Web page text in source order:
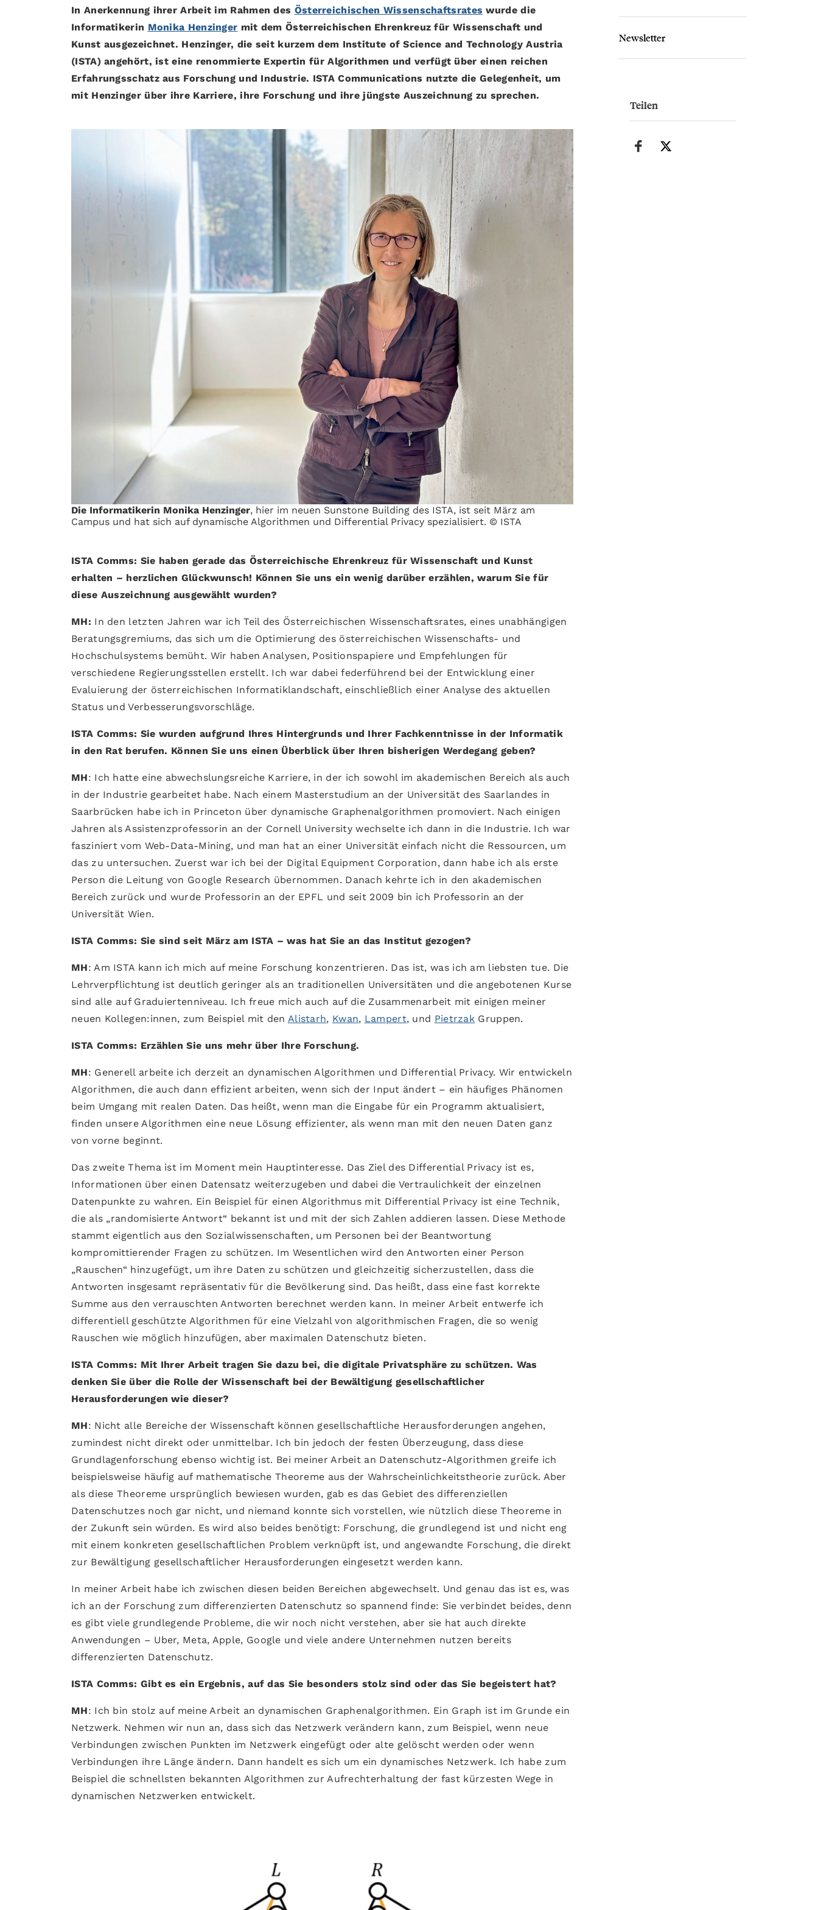
In Anerkennung ihrer Arbeit im Rahmen des Österreichischen Wissenschaftsrates wurde die
Informatikerin Monika Henzinger mit dem Österreichischen Ehrenkreuz für Wissenschaft und
Kunst ausgezeichnet. Henzinger, die seit kurzem dem Institute of Science and Technology Austria
(ISTA) angehört, ist eine renommierte Expertin für Algorithmen und verfügt über einen reichen
Erfahrungsschatz aus Forschung und Industrie. ISTA Communications nutzte die Gelegenheit, um
mit Henzinger über ihre Karriere, ihre Forschung und ihre jüngste Auszeichnung zu sprechen.
Die Informatikerin Monika Henzinger, hier im neuen Sunstone Building des ISTA, ist seit März am
Campus und hat sich auf dynamische Algorithmen und Differential Privacy spezialisiert. © ISTA
ISTA Comms: Sie haben gerade das Österreichische Ehrenkreuz für Wissenschaft und Kunst
erhalten – herzlichen Glückwunsch! Können Sie uns ein wenig darüber erzählen, warum Sie für
diese Auszeichnung ausgewählt wurden?
MH: In den letzten Jahren war ich Teil des Österreichischen Wissenschaftsrates, eines unabhängigen
Beratungsgremiums, das sich um die Optimierung des österreichischen Wissenschafts- und
Hochschulsystems bemüht. Wir haben Analysen, Positionspapiere und Empfehlungen für
verschiedene Regierungsstellen erstellt. Ich war dabei federführend bei der Entwicklung einer
Evaluierung der österreichischen Informatiklandschaft, einschließlich einer Analyse des aktuellen
Status und Verbesserungsvorschläge.
ISTA Comms: Sie wurden aufgrund Ihres Hintergrunds und Ihrer Fachkenntnisse in der Informatik
in den Rat berufen. Können Sie uns einen Überblick über Ihren bisherigen Werdegang geben?
MH: Ich hatte eine abwechslungsreiche Karriere, in der ich sowohl im akademischen Bereich als auch
in der Industrie gearbeitet habe. Nach einem Masterstudium an der Universität des Saarlandes in
Saarbrücken habe ich in Princeton über dynamische Graphenalgorithmen promoviert. Nach einigen
Jahren als Assistenzprofessorin an der Cornell University wechselte ich dann in die Industrie. Ich war
fasziniert vom Web-Data-Mining, und man hat an einer Universität einfach nicht die Ressourcen, um
das zu untersuchen. Zuerst war ich bei der Digital Equipment Corporation, dann habe ich als erste
Person die Leitung von Google Research übernommen. Danach kehrte ich in den akademischen
Bereich zurück und wurde Professorin an der EPFL und seit 2009 bin ich Professorin an der
Universität Wien.
ISTA Comms: Sie sind seit März am ISTA – was hat Sie an das Institut gezogen?
MH: Am ISTA kann ich mich auf meine Forschung konzentrieren. Das ist, was ich am liebsten tue. Die
Lehrverpflichtung ist deutlich geringer als an traditionellen Universitäten und die angebotenen Kurse
sind alle auf Graduiertenniveau. Ich freue mich auch auf die Zusammenarbeit mit einigen meiner
neuen Kollegen:innen, zum Beispiel mit den Alistarh, Kwan, Lampert, und Pietrzak Gruppen.
ISTA Comms: Erzählen Sie uns mehr über Ihre Forschung.
MH: Generell arbeite ich derzeit an dynamischen Algorithmen und Differential Privacy. Wir entwickeln
Algorithmen, die auch dann effizient arbeiten, wenn sich der Input ändert – ein häufiges Phänomen
beim Umgang mit realen Daten. Das heißt, wenn man die Eingabe für ein Programm aktualisiert,
finden unsere Algorithmen eine neue Lösung effizienter, als wenn man mit den neuen Daten ganz
von vorne beginnt.
Das zweite Thema ist im Moment mein Hauptinteresse. Das Ziel des Differential Privacy ist es,
Informationen über einen Datensatz weiterzugeben und dabei die Vertraulichkeit der einzelnen
Datenpunkte zu wahren. Ein Beispiel für einen Algorithmus mit Differential Privacy ist eine Technik,
die als „randomisierte Antwort“ bekannt ist und mit der sich Zahlen addieren lassen. Diese Methode
stammt eigentlich aus den Sozialwissenschaften, um Personen bei der Beantwortung
kompromittierender Fragen zu schützen. Im Wesentlichen wird den Antworten einer Person
„Rauschen“ hinzugefügt, um ihre Daten zu schützen und gleichzeitig sicherzustellen, dass die
Antworten insgesamt repräsentativ für die Bevölkerung sind. Das heißt, dass eine fast korrekte
Summe aus den verrauschten Antworten berechnet werden kann. In meiner Arbeit entwerfe ich
differentiell geschützte Algorithmen für eine Vielzahl von algorithmischen Fragen, die so wenig
Rauschen wie möglich hinzufügen, aber maximalen Datenschutz bieten.
ISTA Comms: Mit Ihrer Arbeit tragen Sie dazu bei, die digitale Privatsphäre zu schützen. Was
denken Sie über die Rolle der Wissenschaft bei der Bewältigung gesellschaftlicher
Herausforderungen wie dieser?
MH: Nicht alle Bereiche der Wissenschaft können gesellschaftliche Herausforderungen angehen,
zumindest nicht direkt oder unmittelbar. Ich bin jedoch der festen Überzeugung, dass diese
Grundlagenforschung ebenso wichtig ist. Bei meiner Arbeit an Datenschutz-Algorithmen greife ich
beispielsweise häufig auf mathematische Theoreme aus der Wahrscheinlichkeitstheorie zurück. Aber
als diese Theoreme ursprünglich bewiesen wurden, gab es das Gebiet des differenziellen
Datenschutzes noch gar nicht, und niemand konnte sich vorstellen, wie nützlich diese Theoreme in
der Zukunft sein würden. Es wird also beides benötigt: Forschung, die grundlegend ist und nicht eng
mit einem konkreten gesellschaftlichen Problem verknüpft ist, und angewandte Forschung, die direkt
zur Bewältigung gesellschaftlicher Herausforderungen eingesetzt werden kann.
In meiner Arbeit habe ich zwischen diesen beiden Bereichen abgewechselt. Und genau das ist es, was
ich an der Forschung zum differenzierten Datenschutz so spannend finde: Sie verbindet beides, denn
es gibt viele grundlegende Probleme, die wir noch nicht verstehen, aber sie hat auch direkte
Anwendungen – Uber, Meta, Apple, Google und viele andere Unternehmen nutzen bereits
differenzierten Datenschutz.
ISTA Comms: Gibt es ein Ergebnis, auf das Sie besonders stolz sind oder das Sie begeistert hat?
MH: Ich bin stolz auf meine Arbeit an dynamischen Graphenalgorithmen. Ein Graph ist im Grunde ein
Netzwerk. Nehmen wir nun an, dass sich das Netzwerk verändern kann, zum Beispiel, wenn neue
Verbindungen zwischen Punkten im Netzwerk eingefügt oder alte gelöscht werden oder wenn
Verbindungen ihre Länge ändern. Dann handelt es sich um ein dynamisches Netzwerk. Ich habe zum
Beispiel die schnellsten bekannten Algorithmen zur Aufrechterhaltung der fast kürzesten Wege in
dynamischen Netzwerken entwickelt.
Newsletter
Teilen